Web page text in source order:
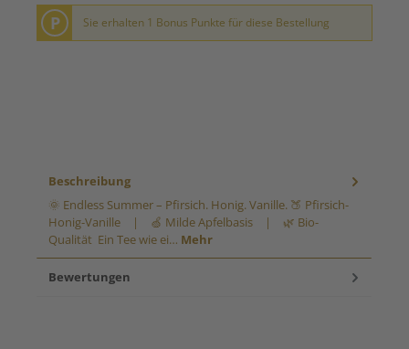
P Sie erhalten 1 Bonus Punkte für diese Bestellung
Beschreibung
🌞 Endless Summer – Pfirsich. Honig. Vanille. 🍑 Pfirsich-
Honig-Vanille | 🍏 Milde Apfelbasis | 🌿 Bio-
Qualität Ein Tee wie ei… Mehr
Bewertungen